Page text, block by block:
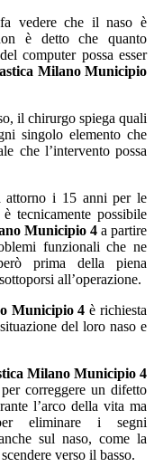
vedere che il naso è
è detto che quanto
computer possa esser
Milano Municipio
il chirurgo spiega quali
singolo elemento che
che l’intervento possa
attorno i 15 anni per le
tecnicamente possibile
Municipio 4a partire
funzionali che ne
prima della piena
all’operazione.
Municipio 4 è richiesta
del loro naso e
Milano Municipio 4
correggere un difetto
l’arco della vita ma
eliminare i segni
sul naso, come la
verso il basso.